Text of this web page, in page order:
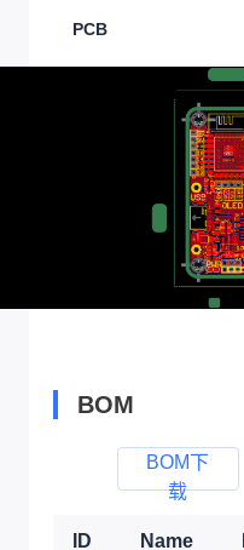
PCB
BOM
BOM下
载
ID Name